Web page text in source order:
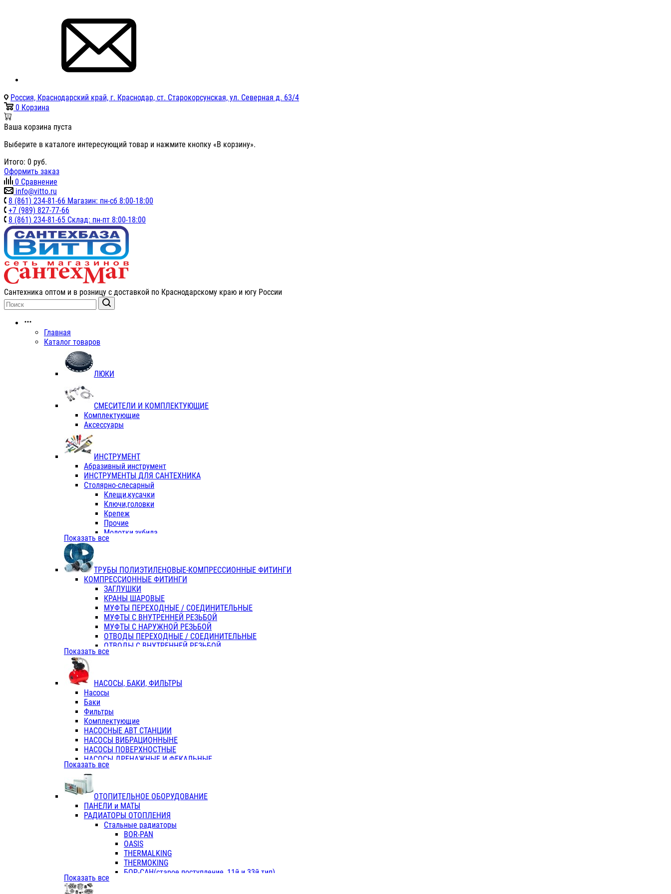
Россия, Краснодарский край, г. Краснодар, ст. Старокорсунская, ул. Северная д. 63/4
0 Корзина
Ваша корзина пуста
Выберите в каталоге интересующий товар и нажмите кнопку «В корзину».
Итого: 0 руб.
Оформить заказ
0 Сравнение
info@vitto.ru
8 (861) 234-81-66 Магазин: пн-сб 8:00-18:00
+7 (989) 827-77-66
8 (861) 234-81-65 Склад: пн-пт 8:00-18:00
Сантехника оптом и в розницу с доставкой по Краснодарскому краю и югу России
Главная
Каталог товаров
ЛЮКИ
СМЕСИТЕЛИ И КОМПЛЕКТУЮЩИЕ
Комплектующие
Аксессуары
ИНСТРУМЕНТ
Абразивный инструмент
ИНСТРУМЕНТЫ ДЛЯ САНТЕХНИКА
Столярно-слесарный
Клещи,кусачки
Ключи,головки
Крепеж
Прочие
Молотки,зубила
Пассатижи,тонкогубцы,утконосы
Отвертки
Хоз. инвентарь
ЭЛ. ИНСТРУМЕНТ OASIS
Показать все
ТРУБЫ ПОЛИЭТИЛЕНОВЫЕ-КОМПРЕССИОННЫЕ ФИТИНГИ
КОМПРЕССИОННЫЕ ФИТИНГИ
ЗАГЛУШКИ
КРАНЫ ШАРОВЫЕ
МУФТЫ ПЕРЕХОДНЫЕ / СОЕДИНИТЕЛЬНЫЕ
МУФТЫ С ВНУТРЕННЕЙ РЕЗЬБОЙ
МУФТЫ С НАРУЖНОЙ РЕЗЬБОЙ
ОТВОДЫ ПЕРЕХОДНЫЕ / СОЕДИНИТЕЛЬНЫЕ
ОТВОДЫ С ВНУТРЕННЕЙ РЕЗЬБОЙ
ОТВОДЫ С НАРУЖНОЙ РЕЗЬБОЙ
ТРОЙНИКИ ПЕРЕХОДНЫЕ / СОЕДИНИТЕЛЬНЫЕ
ТРОЙНИКИ С ВНУТРЕННЕЙ РЕЗЬБОЙ
КОЛЬЦА РЕЗИНОВЫЕ
ТРУБЫ НАПОРНЫЕ
ТРУБЫ ГОФРИРОВАННЫЕ ДВУХСЛ.
ТРУБЫ ПОЛИЭТИЛЕНОВЫЕ
Показать все
НАСОСЫ, БАКИ, ФИЛЬТРЫ
Насосы
Баки
Фильтры
Комплектующие
НАСОСНЫЕ АВТ СТАНЦИИ
НАСОСЫ ВИБРАЦИОННЫНЕ
НАСОСЫ ПОВЕРХНОСТНЫЕ
НАСОСЫ ДРЕНАЖНЫЕ И ФЕКАЛЬНЫЕ
НАСОСЫ ПОВЫСИТ и ЦИРКУЛЯЦИОННЫЕ
НАСОСЫ СКВАЖИННЫЕ
Показать все
ОТОПИТЕЛЬНОЕ ОБОРУДОВАНИЕ
ПАНЕЛИ и МАТЫ
РАДИАТОРЫ ОТОПЛЕНИЯ
Стальные радиаторы
BOR-PAN
OASIS
THERMALKING
THERMOKING
БОР-САН(старое поступление, 11й и 33й тип)
Показать все